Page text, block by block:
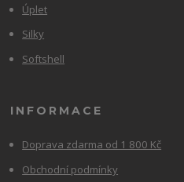
Úplet
Silky
Softshell
INFORMACE
Doprava zdarma od 1 800 Kč
Obchodní podmínky